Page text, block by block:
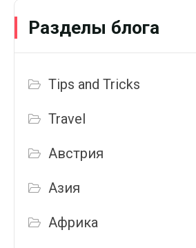
Разделы блога
Tips and Tricks
Travel
Австрия
Азия
Африка